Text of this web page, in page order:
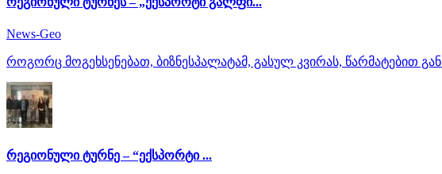
News-Geo
როგორც მოგეხსენებათ, ბიზნესპალატამ, გასულ კვირას, წარმატებით
რეგიონული ტურნე – “ექსპორტი ...